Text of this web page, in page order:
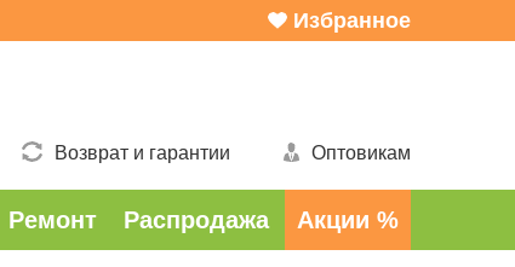
Избранное
Возврат и гарантии Оптовикам
Ремонт Распродажа Акции %